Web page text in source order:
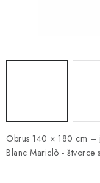
VŠETKY PRODUKTY
Obrus 140 × 180 cm –
Blanc Mariclò - štvorce